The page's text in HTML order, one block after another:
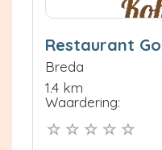
Restaurant
Breda
1.4 km
Waardering: